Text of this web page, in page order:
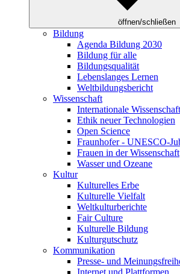
öffnen/schließen
Bildung
Agenda Bildung 2030
Bildung für alle
Bildungsqualität
Lebenslanges Lernen
Weltbildungsbericht
Wissenschaft
Internationale
Ethik neuer Technologien
Open Science
Fraunhofer - UNESCO-
Frauen in der Wissenschaft
Wasser und Ozeane
Kultur
Kulturelles Erbe
Kulturelle Vielfalt
Weltkulturberichte
Fair Culture
Kulturelle Bildung
Kulturgutschutz
Kommunikation
Presse- und